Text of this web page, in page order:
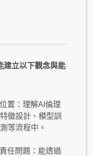
建立以下觀念與能
置：理解AI倫理
徵設計、模型訓
等流程中。
任問題：能透過